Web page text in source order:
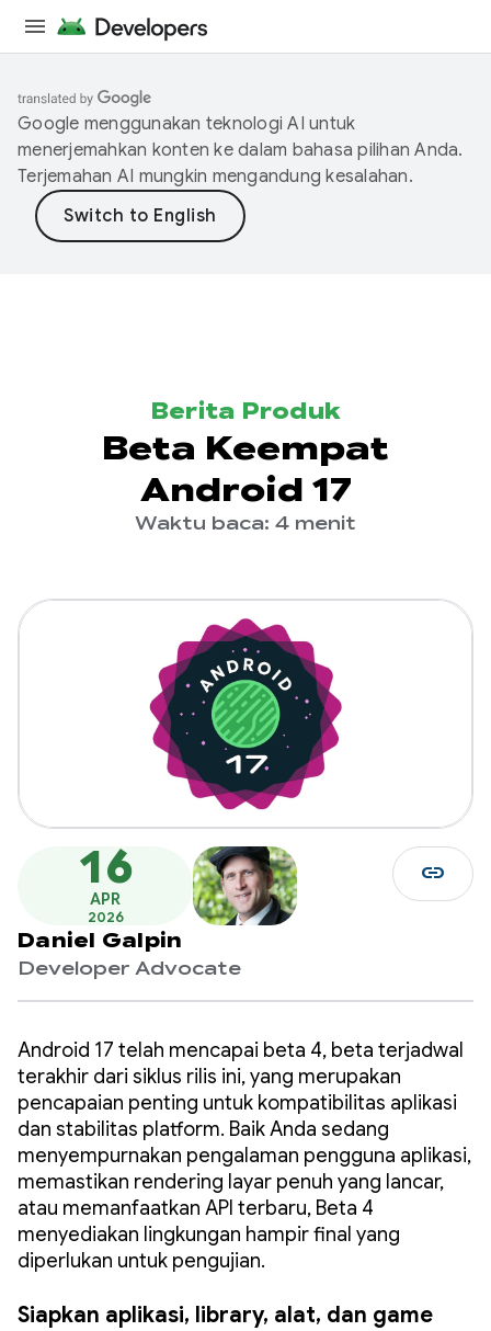
Google menggunakan teknologi AI untuk
menerjemahkan konten ke dalam bahasa pilihan Anda.
Terjemahan AI mungkin mengandung kesalahan.
Berita Produk
Beta Keempat
Android 17
Waktu baca: 4 menit
16
APR
2026
Daniel Galpin
Developer Advocate
link
Android 17 telah mencapai beta 4, beta terjadwal
terakhir dari siklus rilis ini, yang merupakan
pencapaian penting untuk kompatibilitas aplikasi
dan stabilitas platform. Baik Anda sedang
menyempurnakan pengalaman pengguna aplikasi,
memastikan rendering layar penuh yang lancar,
atau memanfaatkan API terbaru, Beta 4
menyediakan lingkungan hampir final yang
diperlukan untuk pengujian.
Siapkan aplikasi, library, alat, dan game